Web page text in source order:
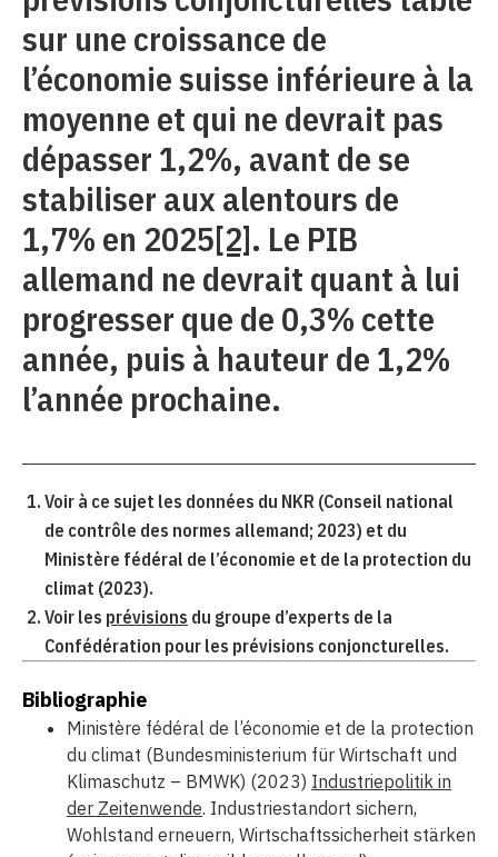
sur une croissance de
l’économie suisse inférieure à la
moyenne et qui ne devrait pas
dépasser 1,2%, avant de se
stabiliser aux alentours de
1,7% en 2025[2]. Le PIB
allemand ne devrait quant à lui
progresser que de 0,3% cette
année, puis à hauteur de 1,2%
l’année prochaine.
Voir à ce sujet les données du NKR (Conseil national
de contrôle des normes allemand; 2023) et du
Ministère fédéral de l’économie et de la protection du
climat (2023).
Voir les prévisions du groupe d’experts de la
Confédération pour les prévisions conjoncturelles.
Bibliographie
Ministère fédéral de l’économie et de la protection
du climat (Bundesministerium für Wirtschaft und
Klimaschutz – BMWK) (2023) Industriepolitik in
der Zeitenwende. Industriestandort sichern,
Wohlstand erneuern, Wirtschaftssicherheit stärken